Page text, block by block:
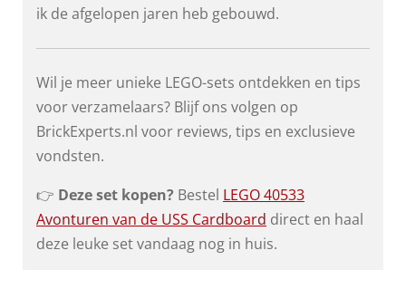
ik de afgelopen jaren heb gebouwd.
Wil je meer unieke LEGO-sets ontdekken en tips
voor verzamelaars? Blijf ons volgen op
BrickExperts.nl voor reviews, tips en exclusieve
vondsten.
👉 Deze set kopen? Bestel LEGO 40533
Avonturen van de USS Cardboard direct en haal
deze leuke set vandaag nog in huis.